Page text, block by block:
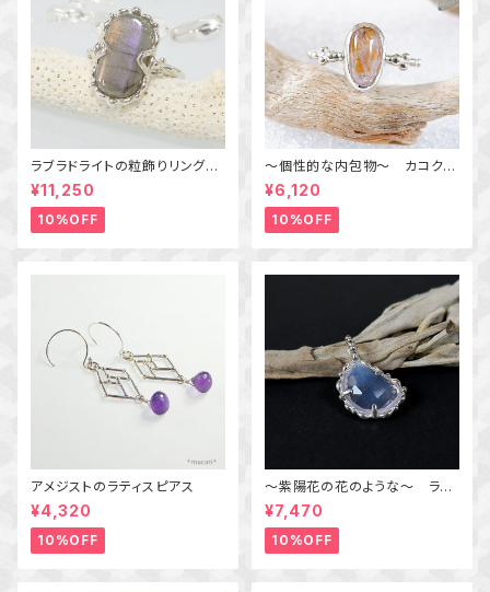
ラブラドライトの粒飾りリング
（パープル＆オレンジ） 16号
¥11,250
10%OFF
～個性的な内包物～ カコクセ
ナイトインアメジストの粒飾りリ
ング 10号 天然石アクセサリ
ー 一点物 macari
¥6,120
10%OFF
アメジストのラティスピアス
¥4,320
10%OFF
～紫陽花の花のような～ ラベ
ンダークォーツの粒飾りペンダ
ント 天然石アクセサリー
一点物
¥7,470
10%OFF